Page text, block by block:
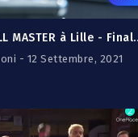
21/22 -
- 12 Settembre, 2021